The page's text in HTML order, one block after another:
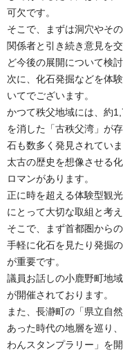
可欠です。
そこで、まずは洞穴やそ
関係者と引き続き意見を
ど今後の展開について検
次に、化石発掘などを体
いてでございます。
かつて秩父地域には、約
を消した「古秩父湾」が
石も数多く発見されていま
太古の歴史を想像させる
ロマンがあります。
正に時を超える体験型観
にとって大切な取組と考え
そこで、まず首都圏から
手軽に化石を見たり発掘
が重要です。
議員お話しの小鹿野町地
が開催されております。
また、長瀞町の「県立自
あった時代の地層を巡り
わんスタンプラリー」を開